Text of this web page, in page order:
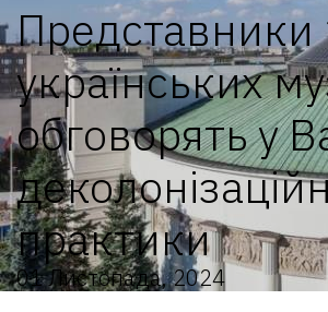
Представники
українських
обговорять у
практики
01 Листопада, 2024